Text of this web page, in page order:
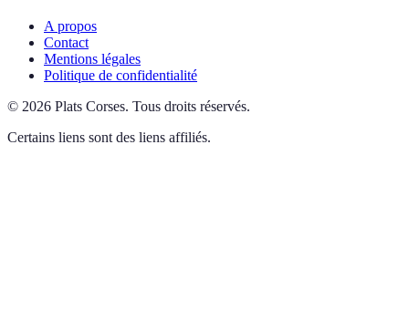
A propos
Contact
Mentions légales
Politique de confidentialité
© 2026 Plats Corses. Tous droits réservés.
Certains liens sont des liens affiliés.